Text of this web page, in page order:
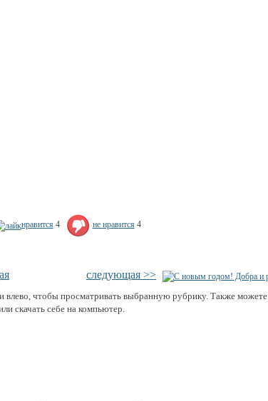
нравится 4 не нравится 4
следующая >>
влево, чтобы просматривать выбранную рубрику. Также можете
скачать себе на компьютер.